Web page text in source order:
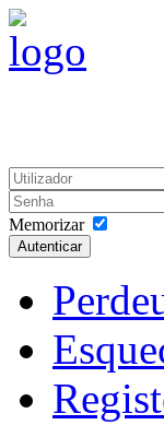
Memorizar
Autenticar